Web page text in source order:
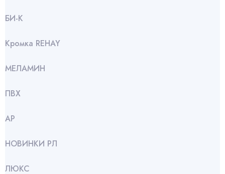
БИ-К
Кромка REHAY
МЕЛАМИН
ПВХ
АР
НОВИНКИ РЛ
ЛЮКС